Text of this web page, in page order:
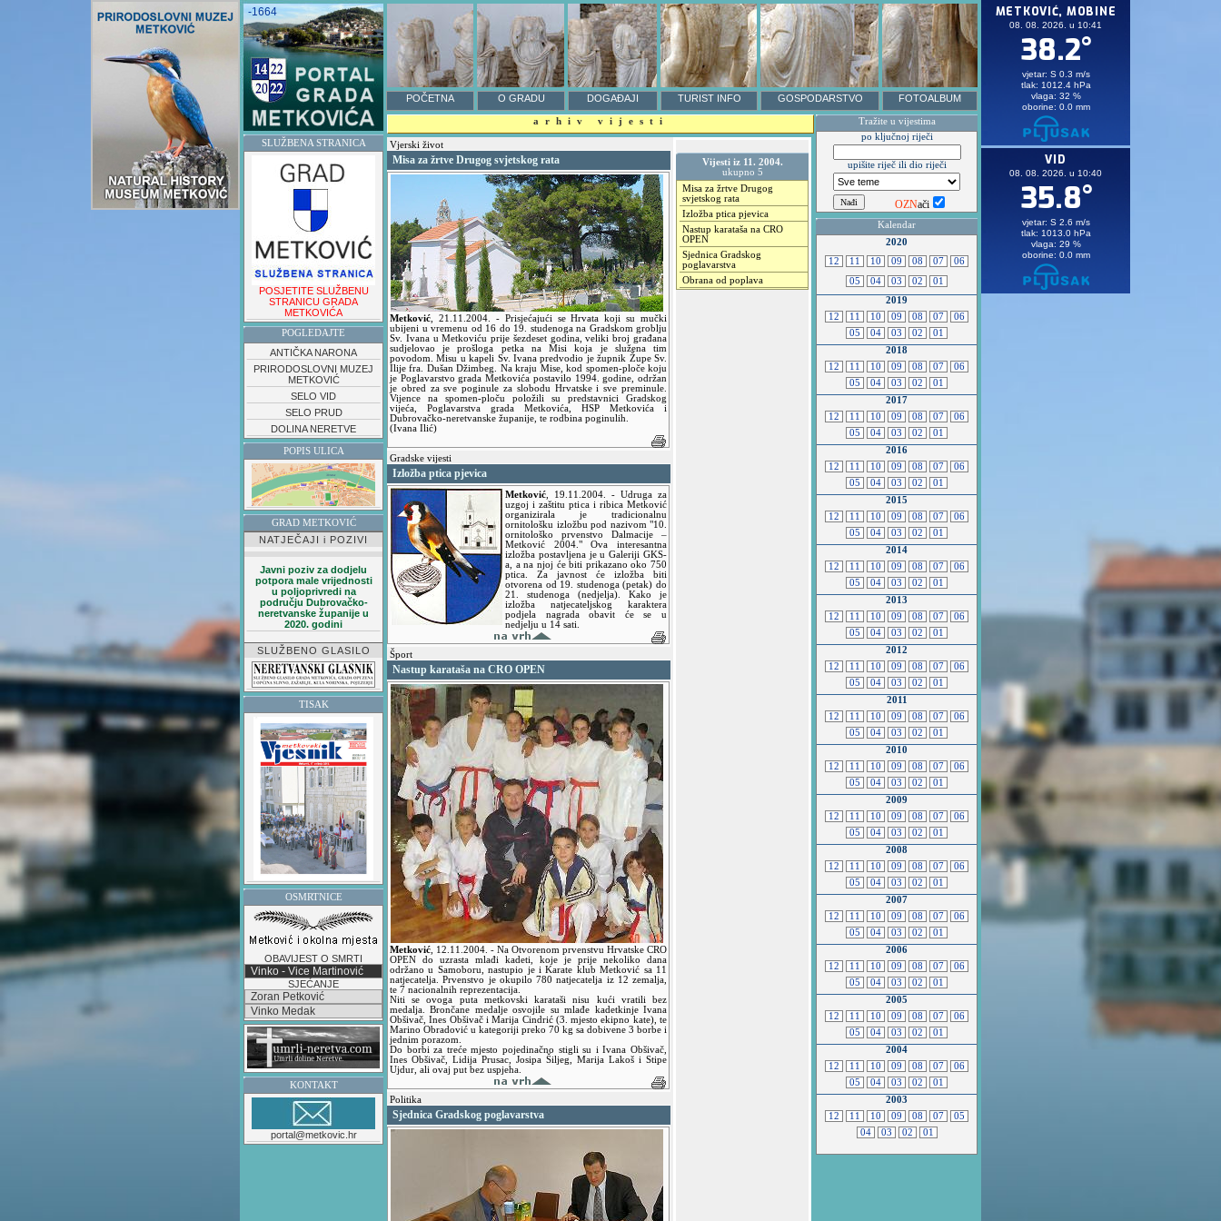
-1664
POČETNA O GRADU DOGAĐAJI TURIST INFO GOSPODARSTVO FOTOALBUM
SLUŽBENA STRANICA
POSJETITE SLUŽBENU
STRANICU GRADA
METKOVIĆA
POGLEDAJTE
ANTIČKA NARONA
PRIRODOSLOVNI MUZEJ
METKOVIĆ
SELO VID
SELO PRUD
DOLINA NERETVE
POPIS ULICA
GRAD METKOVIĆ
NATJEČAJI i POZIVI
Javni poziv za dodjelu
potpora male vrijednosti
u poljoprivredi na
području Dubrovačko-
neretvanske županije u
2020. godini
SLUŽBENO GLASILO
TISAK
OSMRTNICE
OBAVIJEST O SMRTI
Vinko - Vice Martinović
SJEĆANJE
Zoran Petković
Vinko Medak
KONTAKT
portal@metkovic.hr
arhiv vijesti
Vjerski život
Misa za žrtve Drugog svjetskog rata
Metković 21.11.2004. - Prisjećajući se Hrvata koji su mučki
ubijeni u vremenu od 16 do 19. studenoga na Gradskom groblju
Sv. Ivana u Metkoviću prije šezdeset godina, veliki broj građana
sudjelovao je prošloga petka na Misi koja je služena tim
povodom. Misu u kapeli Sv. Ivana predvodio je župnik Župe Sv.
Ilije fra. Dušan Džimbeg. Na kraju Mise, kod spomen-ploče koju
je Poglavarstvo grada Metkovića postavilo 1994. godine, održan
je obred za sve poginule za slobodu Hrvatske i sve preminule.
Vijence na spomen-ploču položili su predstavnici Gradskog
vijeća, Poglavarstva grada Metkovića, HSP Metkovića i
Dubrovačko-neretvanske županije, te rodbina poginulih.
(Ivana Ilić)
Gradske vijesti
Izložba ptica pjevica
Metković 19.11.2004. - Udruga za
uzgoj i zaštitu ptica i ribica Metković
organizirala je tradicionalnu
ornitološku izložbu pod nazivom "10.
ornitološko prvenstvo Dalmacije –
Metković 2004." Ova interesantna
izložba postavljena je u Galeriji GKS-
a, a na njoj će biti prikazano oko 750
ptica. Za javnost će izložba biti
otvorena od 19. studenoga (petak) do
21. studenoga (nedjelja). Kako je
izložba natjecateljskog karaktera
podjela nagrada obavit će se u
nedjelju u 14 sati.
Šport
Nastup karataša na CRO OPEN
Metković 12.11.2004. - Na Otvorenom prvenstvu Hrvatske CRO
OPEN do uzrasta mlađi kadeti, koje je prije nekoliko dana
održano u Samoboru, nastupio je i Karate klub Metković sa 11
natjecatelja. Prvenstvo je okupilo 780 natjecatelja iz 12 zemalja,
te 7 nacionalnih reprezentacija.
Niti se ovoga puta metkovski karataši nisu kući vratili bez
medalja. Brončane medalje osvojile su mlađe kadetkinje Ivana
Obšivač, Ines Obšivač i Marija Cindrić (3. mjesto ekipno kate), te
Marino Obradović u kategoriji preko 70 kg sa dobivene 3 borbe i
jednim porazom.
Do borbi za treće mjesto pojedinačno stigli su i Ivana Obšivač,
Ines Obšivač, Lidija Prusac, Josipa Šiljeg, Marija Lakoš i Stipe
Ujdur, ali ovaj put bez uspjeha.
Politika
Sjednica Gradskog poglavarstva
Vijesti iz 11. 2004.
ukupno 5
Misa za žrtve Drugog
svjetskog rata
Izložba ptica pjevica
Nastup karataša na CRO
OPEN
Sjednica Gradskog
poglavarstva
Obrana od poplava
Tražite u vijestima
po ključnoj riječi
upišite riječ ili dio riječi
OZNači
Kalendar
2020
12
11 10 09 08 07
06
05
04 03 02
01
2019
12
11 10 09 08 07
06
05
04 03 02
01
2018
12
11 10 09 08 07
06
05
04 03 02
01
2017
12
11 10 09 08 07
06
05
04 03 02
01
2016
12
11 10 09 08 07
06
05
04 03 02
01
2015
12
11 10 09 08 07
06
05
04 03 02
01
2014
12
11 10 09 08 07
06
05
04 03 02
01
2013
12
11 10 09 08 07
06
05
04 03 02
01
2012
12
11 10 09 08 07
06
05
04 03 02
01
2011
12
11 10 09 08 07
06
05
04 03 02
01
2010
12
11 10 09 08 07
06
05
04 03 02
01
2009
12
11 10 09 08 07
06
05
04 03 02
01
2008
12
11 10 09 08 07
06
05
04 03 02
01
2007
12
11 10 09 08 07
06
05
04 03 02
01
2006
12
11 10 09 08 07
06
05
04 03 02
01
2005
12
11 10 09 08 07
06
05
04 03 02
01
2004
12
11 10 09 08 07
06
05
04 03 02
01
2003
12
11 10 09 08 07
05
04
03 02 01